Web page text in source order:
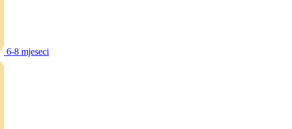
6-8 mjeseci